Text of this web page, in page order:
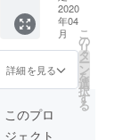
S・M・
L・LLか
らお選
び頂き
メール
ださ
い。 〇
提供致
しま
す。 〇
オリジ
ナル
グッズ
（Tシャ
ツ・ア
クリル
2020
年04
月
詳細を見る
こ
の
リ
タ
ー
ン
を
選
択
す
る
このプロ
ジェクト